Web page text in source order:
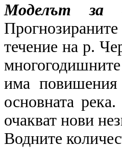
Моделът за
течение на р.
има
основната
очакват нови
Водните